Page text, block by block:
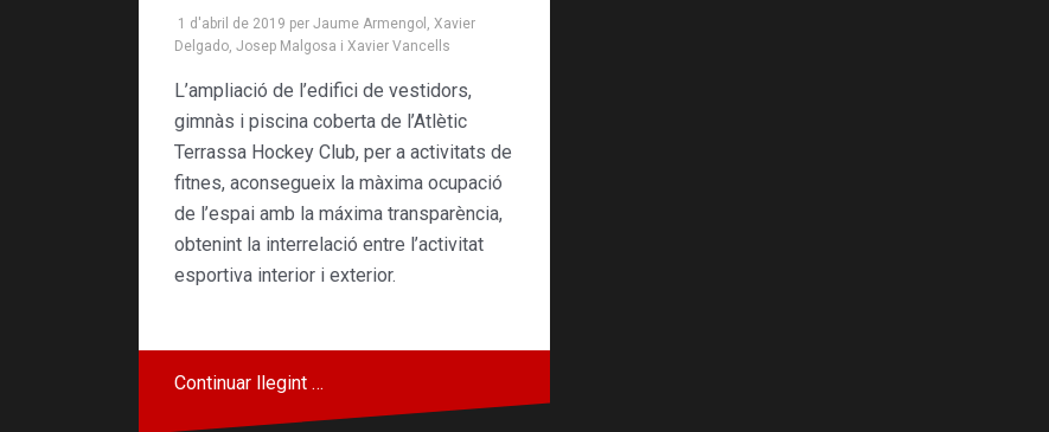
1 d'abril de 2019 per Jaume Armengol
Xavier
Delgado Josep Malgosa i Xavier Vancells
L’ampliació de l’edifici de vestidors,
gimnàs i piscina coberta de l’Atlètic
Terrassa Hockey Club, per a activitats de
fitnes, aconsegueix la màxima ocupació
de l’espai amb la máxima transparència,
obtenint la interrelació entre l’activitat
esportiva interior i exterior.
Continuar llegint …